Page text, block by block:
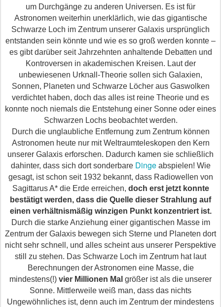
um Durchgänge zu anderen Universen. Es ist für
Astronomen weiterhin unerklärlich, wie das gigantische
Schwarze Loch im Zentrum unserer Galaxis ursprünglich
entstanden sein könnte und wie es so groß werden konnte –
es gibt darüber seit Jahrzehnten anhaltende Debatten und
Kontroversen in akademischen Kreisen. Laut der
unbewiesenen Urknall-Theorie sollen sich Galaxien,
Sonnen, Planeten und Schwarze Löcher aus Gaswolken
verdichtet haben, doch das alles ist reine Theorie und es
konnte noch niemals die Entstehung einer Sonne oder eines
Schwarzen Lochs beobachtet werden.
Durch die unglaubliche Entfernung zum Zentrum können
Astronomen heute nur mit Weltraumteleskopen den Kern
unserer Galaxis erforschen. Dadurch kamen sie schließlich
dahinter, dass sich dort sonderbare Dingeabspielen! Wie
gesagt, ist schon seit 1932 bekannt, dass Radiowellen von
Sagittarus A* die Erde erreichen, doch erst jetzt konnte
bestätigt werden, dass die Quelle dieser Strahlung auf
einen verhältnismäßig winzigen Punkt konzentriert ist.
Durch die starke Anziehung einer gigantischen Masse im
Zentrum der Galaxis bewegen sich Sterne und Planeten dort
nicht sehr schnell, und alles scheint aus unserer Perspektive
still zu stehen. Das Schwarze Loch im Zentrum hat laut
Berechnungen der Astronomen eine Masse, die
mindestens(!) vier Millionen Mal größer ist als die unserer
Sonne. Mittlerweile weiß man, dass das nichts
Ungewöhnliches ist, denn auch im Zentrum der mindestens